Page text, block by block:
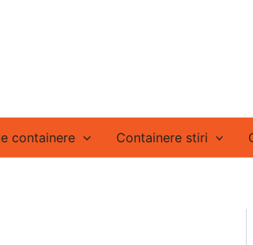
containere Containere stiri